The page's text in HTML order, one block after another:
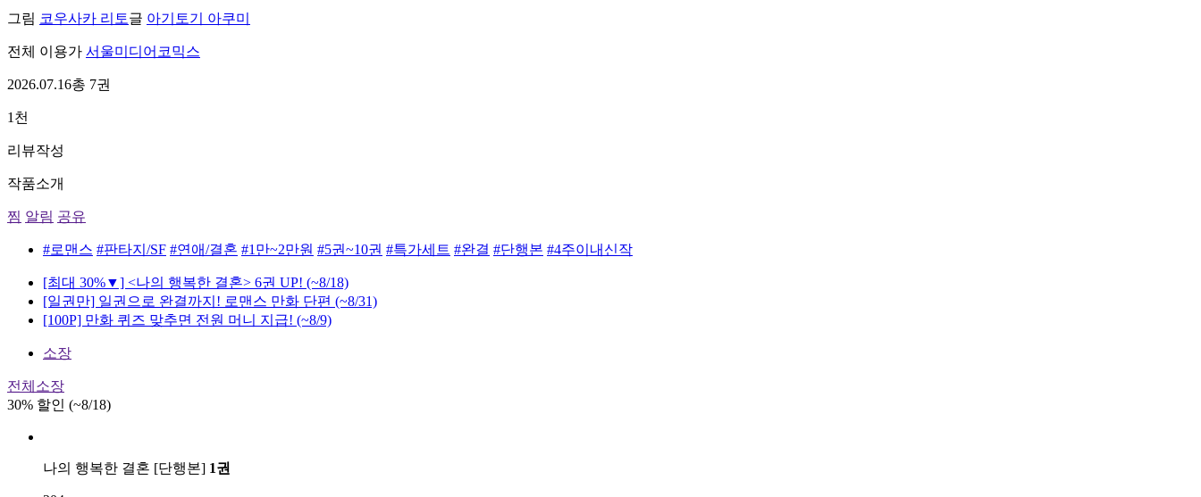
그림 코우사카 리토글 아기토기 아쿠미
전체 이용가 서울미디어코믹스
2026.07.16총 7권
1천
리뷰작성
작품소개
찜 알림 공유
#로맨스 #판타지/SF #연애/결혼 #1만~2만원 #5권~10권 #특가세트 #완결 #단행본 #4주이내신작
[최대 30%▼] <나의 행복한 결혼> 6권 UP! (~8/18)
[일권만] 일권으로 완결까지! 로맨스 만화 단편 (~8/31)
[100P] 만화 퀴즈 맞추면 전원 머니 지급! (~8/9)
소장
전체소장
30% 할인 (~8/18)
나의 행복한 결혼 [단행본] 1권